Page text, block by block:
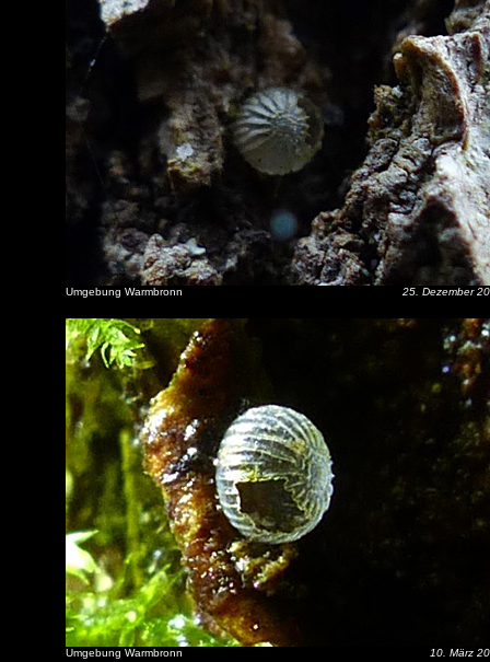
Umgebung Warmbronn 25. Dezember
Umgebung Warmbronn 10. März